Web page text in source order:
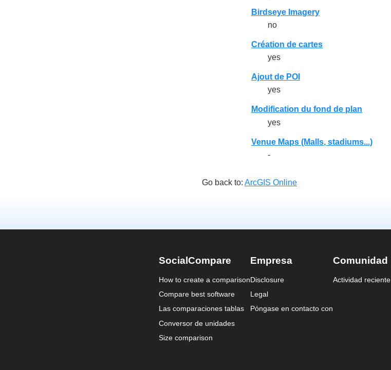
Birdseye Imagery
no
Création de cartes
yes
Ajout de POI
yes
Modification du fond de plan
yes
Venue Maps (Malls, stadiums...)
-
Go back to:ArcGIS Online
SocialCompare
How to create a comparison
Compare best software
Las comparaciones tablas
Conversor de unidades
Size comparison
Empresa
Disclosure
Legal
Póngase en contacto con
Comunidad
Actividad reciente